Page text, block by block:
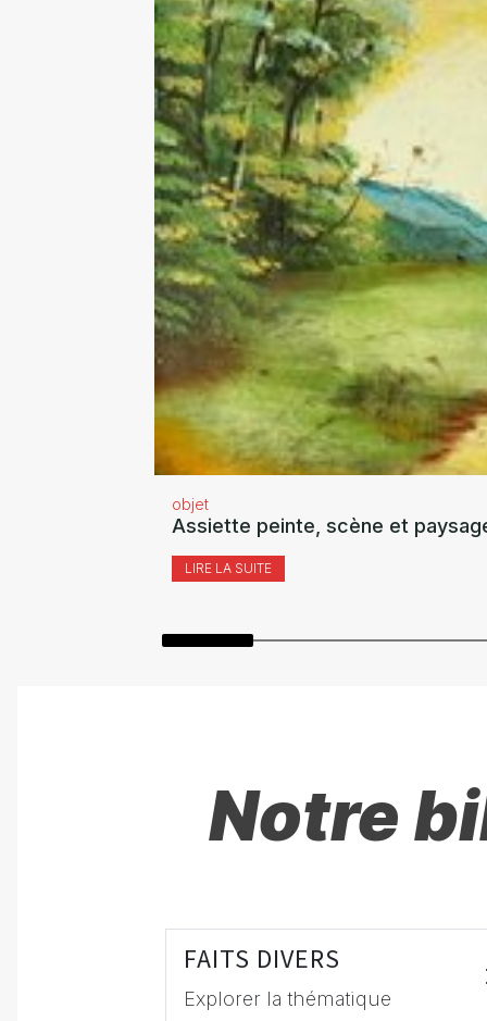
objet
Assiette peinte, scène et
LIRE LA SUITE
Notre
FAITS DIVERS
Explorer la thématique